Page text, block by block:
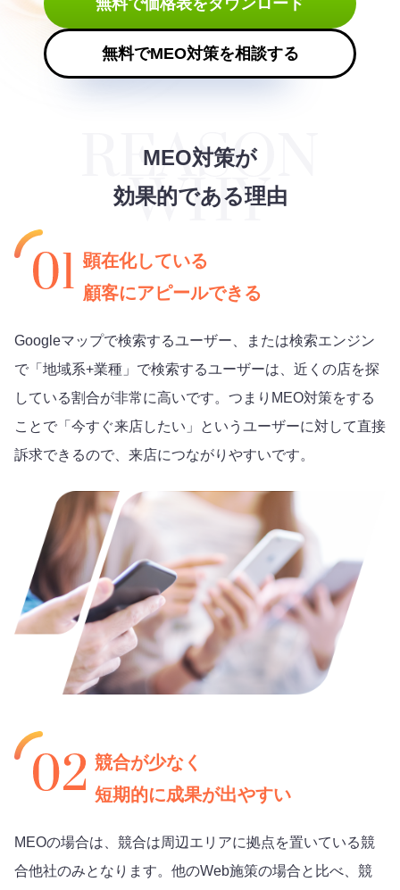
無料でMEO対策を相談する
MEO対策が
効果的である理由
顕在化している
顧客にアピールできる
Googleマップで検索するユーザー、または検索エンジン
で「地域系+業種」で検索するユーザーは、近くの店を探
している割合が非常に高いです。つまりMEO対策をする
ことで「今すぐ来店したい」というユーザーに対して直接
訴求できるので、来店につながりやすいです。
競合が少なく
短期的に成果が出やすい
MEOの場合は、競合は周辺エリアに拠点を置いている競
合他社のみとなります。他のWeb施策の場合と比べ、競